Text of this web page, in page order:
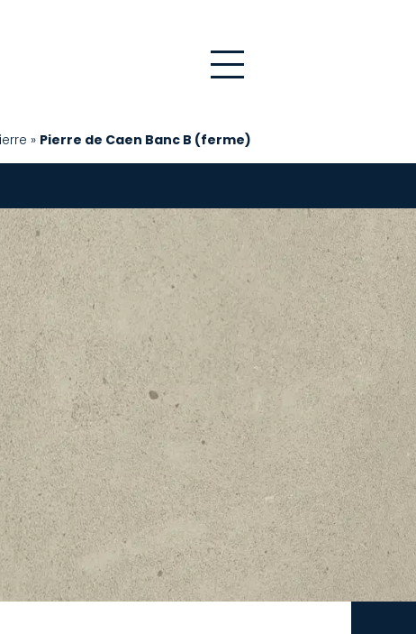
» Pierre de Caen Banc B (ferme)